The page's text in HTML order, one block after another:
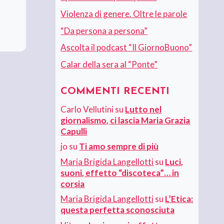
Violenza di genere. Oltre le parole
“Da persona a persona”
Ascolta il podcast “Il GiornoBuono”
Calar della sera al “Ponte”
COMMENTI RECENTI
Carlo Vellutinisu Lutto nel
giornalismo, ci lascia Maria Grazia
Capulli
jo su Ti amo sempre di più
Maria Brigida Langellottisu Luci,
suoni, effetto “discoteca”… in
corsia
Maria Brigida Langellottisu L’Etica:
questa perfetta sconosciuta